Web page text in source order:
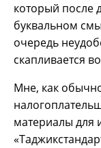
который после
буквальном
очередь
скапливается
Мне, как
материалы для